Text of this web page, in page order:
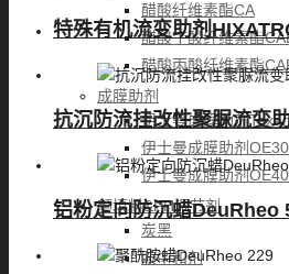
醋酸纤维素酯CA
醋酸丁酸纤维素酯
醋酸丙酸纤维素酯
成膜助剂
伊士曼成膜助剂
伊士曼成膜助剂
伊士曼成膜助剂
颜填料&PH调节剂
炭黑
胺中和剂
特殊有机流变助剂
抗沉防流挂改性聚脲流变
铝粉定向防沉蜡DeuRheo